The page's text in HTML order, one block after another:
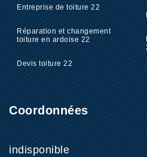
Entreprise de toiture 22
Réparation et changement
toiture en ardoise 22
Devis toiture 22
Coordonnées
indisponible